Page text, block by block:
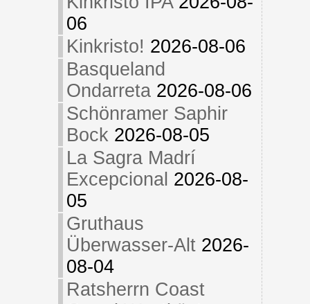
06
Kinkristo! 2026-08-06
Basqueland
Ondarreta 2026-08-06
Schönramer Saphir
Bock 2026-08-05
La Sagra Madrí
Excepcional 2026-08-
05
Gruthaus
Überwasser-Alt 2026-
08-04
Ratsherrn Coast